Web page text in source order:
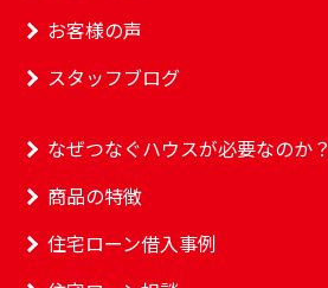
お客様の声
スタッフブログ
なぜつなぐハウスが必要なのか？
商品の特徴
住宅ローン借入事例